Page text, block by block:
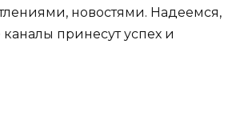
новостями. Надеемся,
принесут успех и